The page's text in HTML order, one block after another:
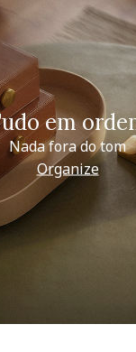
em
Nada fora do tom
Organize